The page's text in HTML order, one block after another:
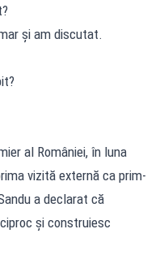
și am discutat.
al României, în luna
vizită externă ca prim-
a declarat că
și construiesc